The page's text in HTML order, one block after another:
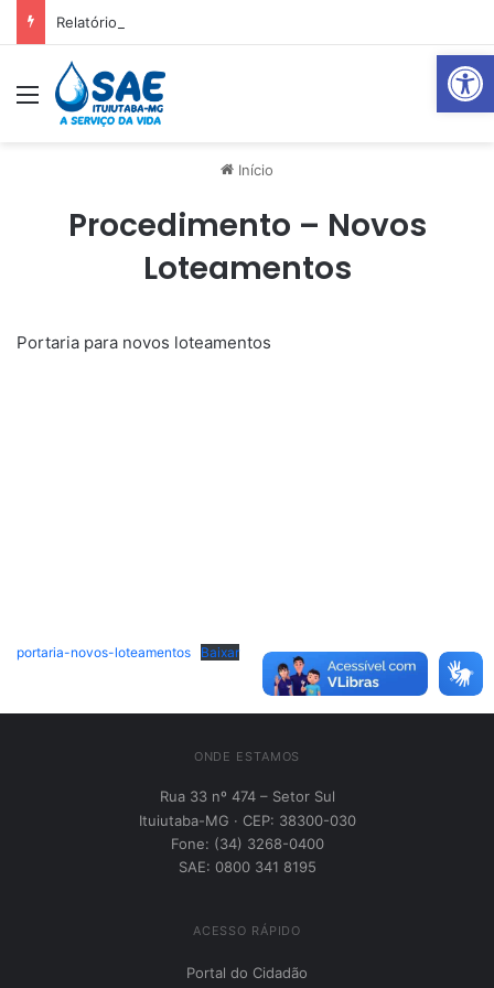
Abrir
Relatório Mensal Janeiro – Qualidade da Água Tratada
Menu
Início
Procedimento – Novos
Loteamentos
Portaria para novos loteamentos
portaria-novos-loteamentos Baixar
ONDE ESTAMOS
Rua 33 nº 474 – Setor Sul
Ituiutaba-MG · CEP: 38300-030
Fone: (34) 3268-0400
SAE: 0800 341 8195
ACESSO RÁPIDO
Portal do Cidadão